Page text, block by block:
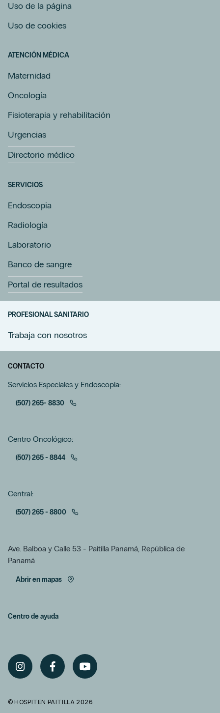
Uso de la página
Uso de cookies
ATENCIÓN MÉDICA
Maternidad
Oncología
Fisioterapia y rehabilitación
Urgencias
Directorio médico
SERVICIOS
Endoscopia
Radiología
Laboratorio
Banco de sangre
Portal de resultados
PROFESIONAL SANITARIO
Trabaja con nosotros
CONTACTO
Servicios Especiales y Endoscopia:
(507) 265- 8830
Centro Oncológico:
(507) 265 - 8844
Central:
(507) 265 - 8800
Ave. Balboa y Calle 53 - Paitilla Panamá, República de
Panamá
Abrir en mapas
Centro de ayuda
© HOSPITEN PAITILLA 2026